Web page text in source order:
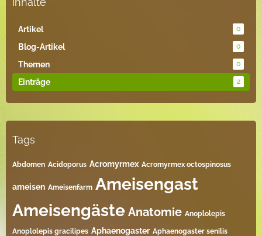
Artikel 0
Blog-Artikel 0
Themen 0
Einträge 2
Tags
Abdomen Acidoporus Acromyrmex Acromyrmex octospinosus
ameisen Ameisenfarm Ameisengast
Ameisengäste Anatomie Anoplolepis
Anoplolepis gracilipes Aphaenogaster Aphaenogaster senilis